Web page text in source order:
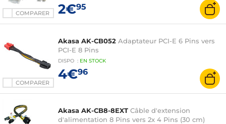
COMPARER 2€95
COMPARER
Akasa AK-CB052 Adaptateur PCI-E 6 Pins vers
PCI-E 8 Pins
DISPO : EN STOCK
4€96
Akasa AK-CB8-8EXT Câble d'extension
d'alimentation 8 Pins vers 2x 4 Pins (30 cm)